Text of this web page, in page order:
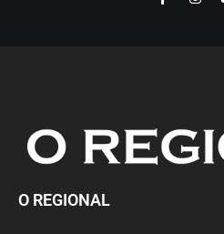
O REGIONAL